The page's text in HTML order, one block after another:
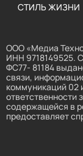
СТИЛЬ ЖИЗНИ
ООО «Медиа
ИНН 9718149525.
ФС77- 81184
связи,
коммуникаций 02
ответственности
содержащейся в
предоставляет